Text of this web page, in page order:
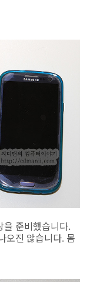
을 준비했습니다.
오진 않습니다. 몸